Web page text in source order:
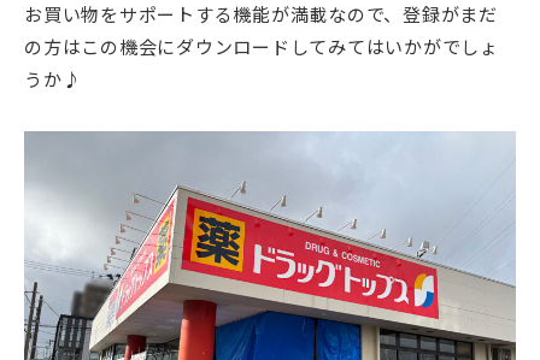
お買い物をサポートする機能が満載なので、登録がまだ
の方はこの機会にダウンロードしてみてはいかがでしょ
うか♪